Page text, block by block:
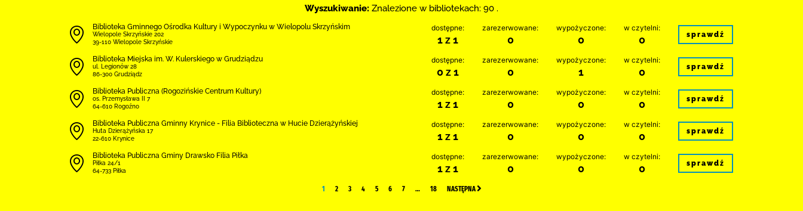
Wyszukiwanie: Znalezione w bibliotekach: 90 .
Biblioteka Gminnego Ośrodka Kultury i Wypoczynku w Wielopolu Skrzyńskim
Wielopole Skrzyńskie 202
39-110 Wielopole Skrzyńskie
dostępne:
1 z 1
zarezerwowane:
0
wypożyczone:
0
w czytelni:
0 sprawdź
Biblioteka Miejska im. W. Kulerskiego w Grudziądzu
ul. Legionów 28
86-300 Grudziądz
dostępne:
0 z 1
zarezerwowane:
0
wypożyczone:
1
w czytelni:
0 sprawdź
Biblioteka Publiczna (Rogozińskie Centrum Kultury)
os. Przemysława II 7
64-610 Rogoźno
dostępne:
1 z 1
zarezerwowane:
0
wypożyczone:
0
w czytelni:
0 sprawdź
Biblioteka Publiczna Gminny Krynice - Filia Biblioteczna w Hucie Dzierążyńskiej
Huta Dzierążyńska 17
22-610 Krynice
dostępne:
1 z 1
zarezerwowane:
0
wypożyczone:
0
w czytelni:
0 sprawdź
Biblioteka Publiczna Gminy Drawsko Filia Piłka
Piłka 24/1
64-733 Piłka
dostępne:
1 z 1
zarezerwowane:
0
wypożyczone:
0
w czytelni:
0 sprawdź
1 2 3 4 5 6 7 … 18 NASTĘPNA